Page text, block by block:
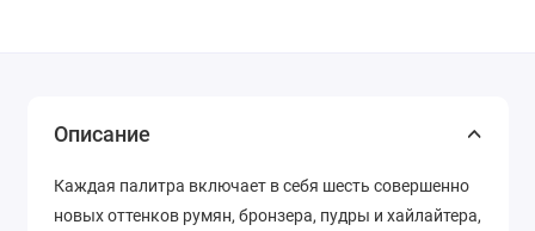
Описание
Каждая палитра включает в себя шесть совершенно
новых оттенков румян, бронзера, пудры и хайлайтера,